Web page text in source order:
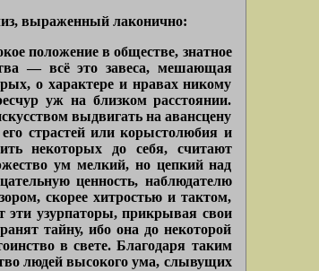
выраженный лаконично:
положение в обществе, знатное
— всё это завеса, мешающая
о характере и нравах никому
уж на близком расстоянии.
выдвигать на авансцену
страстей или корыстолюбия и
некоторых до себя, считают
ум мелкий, но цепкий над
ценность, наблюдателю
скорее хитростью и тактом,
эти узурпаторы, прикрывая свои
тайну, ибо она до некоторой
в свете. Благодаря таким
людей высокого ума, слывущих